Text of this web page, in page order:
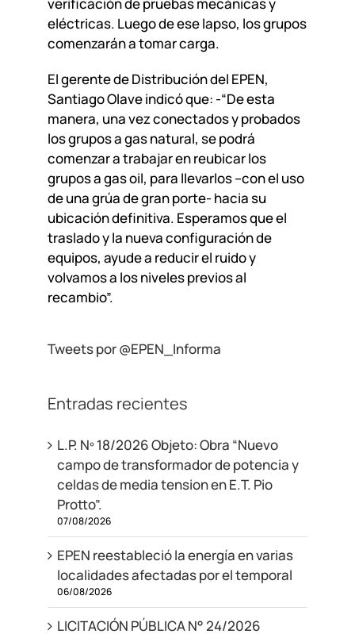
eléctricas. Luego de ese lapso, los grupos
comenzarán a tomar carga.
El gerente de Distribución del EPEN,
Santiago Olave indicó que: -“De esta
manera, una vez conectados y probados
los grupos a gas natural, se podrá
comenzar a trabajar en reubicar los
grupos a gas oil, para llevarlos –con el uso
de una grúa de gran porte- hacia su
ubicación definitiva. Esperamos que el
traslado y la nueva configuración de
equipos, ayude a reducir el ruido y
volvamos a los niveles previos al
recambio”.
Tweets por @EPEN_Informa
Entradas recientes
L.P. Nº 18/2026 Objeto: Obra “Nuevo
campo de transformador de potencia y
celdas de media tension en E.T. Pio
Protto”.
07/08/2026
EPEN reestableció la energía en varias
localidades afectadas por el temporal
06/08/2026
LICITACIÓN PÚBLICA N° 24/2026